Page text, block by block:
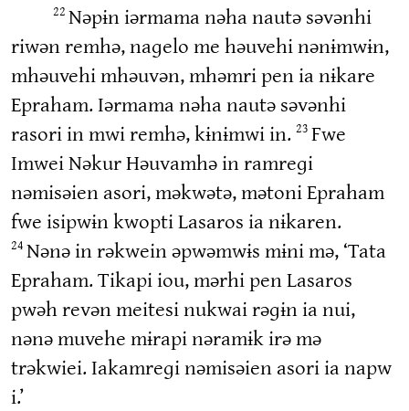
22 Nəpɨn iərmama nəha nautə səvənhi
riwən remhə, naɡelo me həuvehi nənɨmwɨn,
mhəuvehi mhəuvən, mhəmri pen ia nɨkare
Epraham. Iərmama nəha nautə səvənhi
rasori in mwi remhə, kɨnɨmwi in. 23 Fwe
Imwei Nəkur Həuvamhə in ramreɡi
nəmisəien asori, məkwətə, mətoni Epraham
fwe isipwɨn kwopti Lasaros ia nɨkaren.
24 Nənə in rəkwein əpwəmwɨs mɨni mə, ‘Tata
Epraham. Tikapi iou, mərhi pen Lasaros
pwəh revən meitesi nukwai rəɡɨn ia nui,
nənə muvehe mɨrapi nəramɨk irə mə
trəkwiei. Iakamreɡi nəmisəien asori ia napw
i.’